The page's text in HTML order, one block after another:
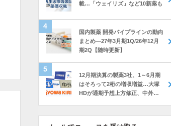
載…「ウェイリズ」など10新薬も
国内製薬 開発パイプラインの動向
まとめ―27年3月期1Q/26年12月
期2Q【随時更新】
12月期決算の製薬3社、1～6月期
はそろって2桁の増収増益…大塚
HDが通期予想上方修正、中外も